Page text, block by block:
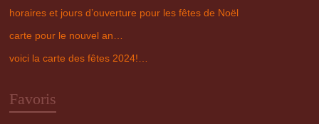
horaires et jours d’ouverture pour les fêtes de Noël
carte pour le nouvel an…
voici la carte des fêtes 2024!…
Favoris